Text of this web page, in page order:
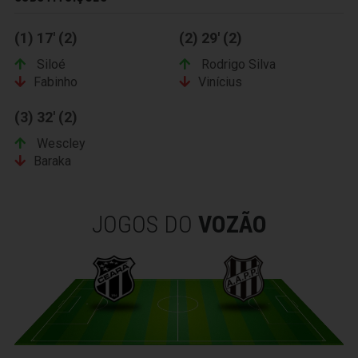
(1) 17' (2)
Siloé
Fabinho
(2) 29' (2)
Rodrigo Silva
Vinícius
(3) 32' (2)
Wescley
Baraka
JOGOS DO VOZÃO